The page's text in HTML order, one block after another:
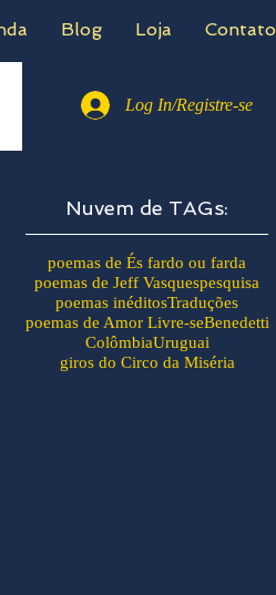
Blog Loja Contato
Log In/Registre-se
Nuvem de TAGs:
poemas de És fardo ou farda
poemas de Jeff Vasquespesquisa
poemas inéditosTraduções
poemas de Amor Livre-seBenedetti
ColômbiaUruguai
giros do Circo da Miséria